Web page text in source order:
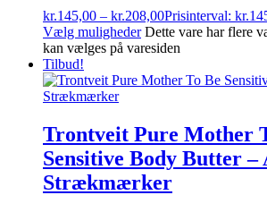
kr.145,00 – kr.208,00Prisinterval:
Vælg muligheder Dette vare har flere
kan vælges på varesiden
Tilbud!
Trontveit Pure Mother
Sensitive Body Butter –
Strækmærker